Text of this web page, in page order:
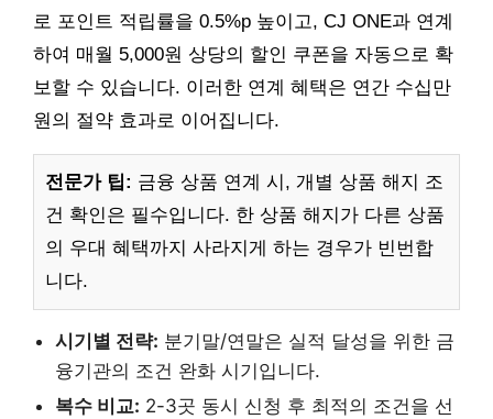
로 포인트 적립률을 0.5%p 높이고, CJ ONE과 연계
하여 매월 5,000원 상당의 할인 쿠폰을 자동으로 확
보할 수 있습니다. 이러한 연계 혜택은 연간 수십만
원의 절약 효과로 이어집니다.
전문가 팁: 금융 상품 연계 시, 개별 상품 해지 조
건 확인은 필수입니다. 한 상품 해지가 다른 상품
의 우대 혜택까지 사라지게 하는 경우가 빈번합
니다.
시기별 전략: 분기말/연말은 실적 달성을 위한 금
융기관의 조건 완화 시기입니다.
복수 비교: 2-3곳 동시 신청 후 최적의 조건을 선